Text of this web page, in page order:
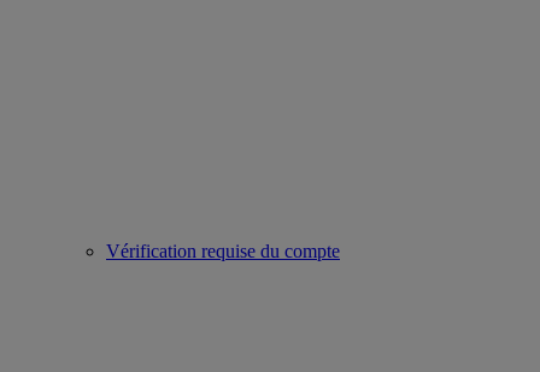
Vérification requise du compte